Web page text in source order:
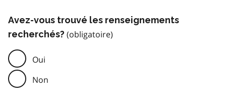
Avez-vous trouvé les renseignements
recherchés?
Oui
Non